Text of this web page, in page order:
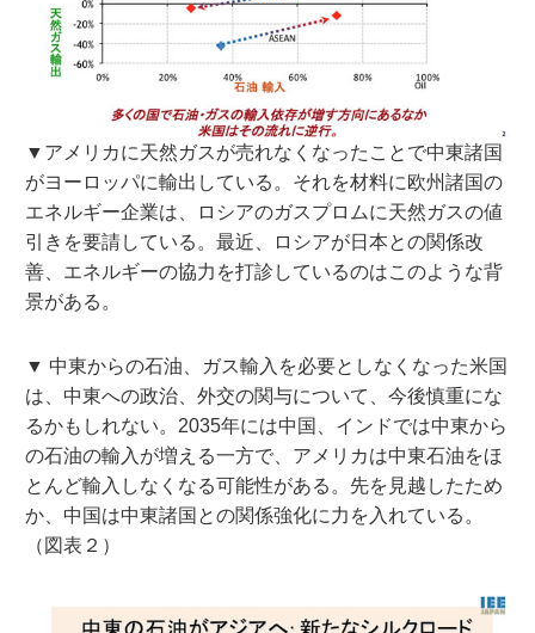
▼アメリカに天然ガスが売れなくなったことで中東諸国
がヨーロッパに輸出している。それを材料に欧州諸国の
エネルギー企業は、ロシアのガスプロムに天然ガスの値
引きを要請している。最近、ロシアが日本との関係改
善、エネルギーの協力を打診しているのはこのような背
景がある。
▼ 中東からの石油、ガス輸入を必要としなくなった米国
は、中東への政治、外交の関与について、今後慎重にな
るかもしれない。2035年には中国、インドでは中東から
の石油の輸入が増える一方で、アメリカは中東石油をほ
とんど輸入しなくなる可能性がある。先を見越したため
か、中国は中東諸国との関係強化に力を入れている。
（図表２）